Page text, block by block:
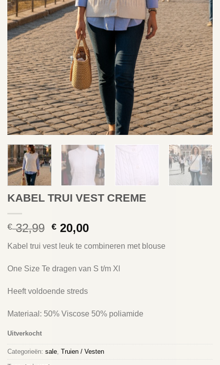
KABEL TRUI VEST CREME
€32,99 Oorspronkelijke
was:
€ 32,99.
€ 20,00Huidige
is:
€ 20,00.
Kabel trui vest leuk te combineren met blouse
One Size Te dragen van S t/m Xl
Heeft voldoende streds
Materiaal: 50% Viscose 50% poliamide
Uitverkocht
Categorieën: sale, Truien / Vesten